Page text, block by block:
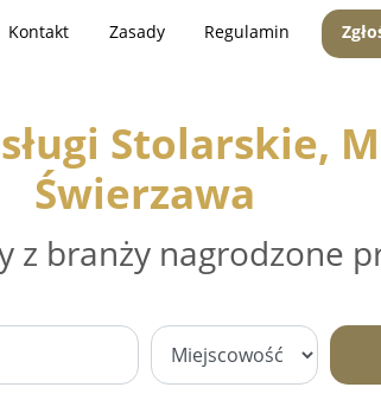
Kontakt Zasady Regulamin
Stolarskie,
Świerzawa
z branży nagrodzone